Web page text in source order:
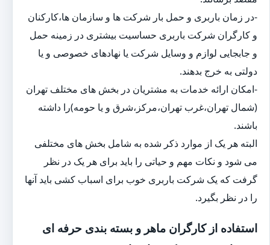
-در زمان باربری و حمل بار شرکت ها و سازمان ها،کارکنان
و کارگران شرکت باربری حساسیت بیشتری در زمینه حمل
و جابجایی لوازم و وسایل شرکت یا نهادهای خصوصی و یا
دولتی به خرج بدهند.
-امکان ارائه خدمات به مشتریان در بخش های مختلف تهران
(شمال تهران،غرب تهران،مرکز،شرق و یا حومه)را داشته
باشند.
البته هر یک از موارد ذکر شده به شامل بخش های مختلفی
می شود و نکات مهم و حیاتی را باید برای هر یک در نظر
گرفت که یک شرکت باربری خوب برای اسباب کشی باید آنها
را در نظر بگیرد.
استفاده از کارگران ماهر و بسته بندی حرفه ای